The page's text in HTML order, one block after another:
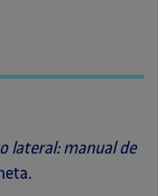
lateral: manual de